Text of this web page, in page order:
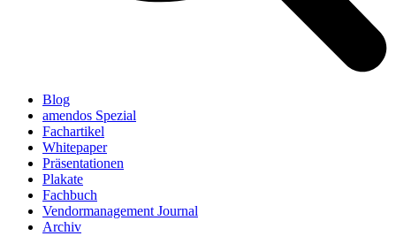
Blog
amendos Spezial
Fachartikel
Whitepaper
Präsentationen
Plakate
Fachbuch
Vendormanagement Journal
Archiv